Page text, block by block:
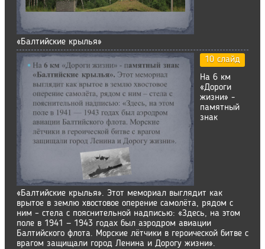
«Балтийские крылья»
10 слайд
На 6 км
«Дороги
жизни» -
памятный
знак
«Балтийские крылья». Этот мемориал выглядит как
врытое в землю хвостовое оперение самолёта, рядом с
ним – стела с пояснительной надписью: «Здесь, на этом
поле в 1941 — 1943 годах был аэродром авиации
Балтийского флота. Морские лётчики в героической битве с
врагом защищали город Ленина и Дорогу жизни».